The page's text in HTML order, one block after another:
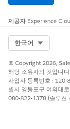
제공자 Experience
한국어
© Copyright 2026,
해당 소유자의 것입니다.
사업자 등록번호 : 120-
별시 영등포구 여의대
080-822-1378 (솔루션